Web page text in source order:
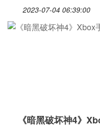
2023-07-04 06:39:00
《暗黑破坏神4》